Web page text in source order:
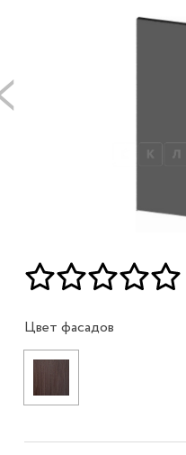
Цвет фасадов